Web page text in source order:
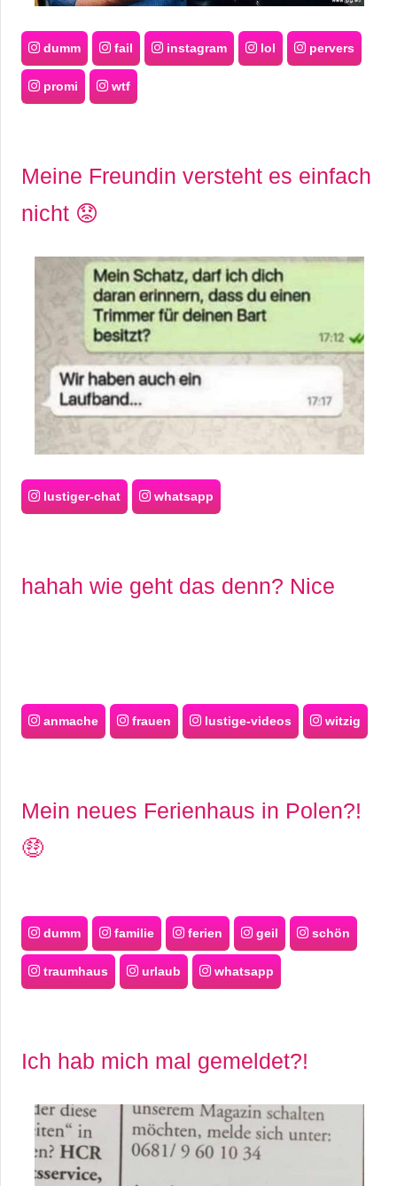
dumm fail instagram lol pervers
promi wtf
Meine Freundin versteht es einfach
nicht 😟
lustiger-chat whatsapp
hahah wie geht das denn? Nice
anmache frauen lustige-videos witzig
Mein neues Ferienhaus in Polen?!
🤑
dumm familie ferien geil schön
traumhaus urlaub whatsapp
Ich hab mich mal gemeldet?!